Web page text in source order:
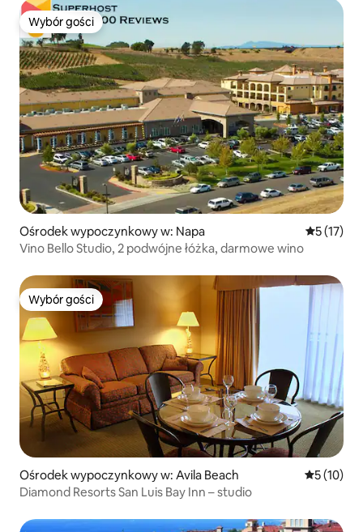
Wybór gości
Wybór gości
Ośrodek wypoczynkowy w: Napa Średnia
5 (17)
Vino Bello Studio, 2 podwójne łóżka, darmowe wino
Wybór gości
Wybór gości
Ośrodek wypoczynkowy w: Avila Beach Średnia
5 (10)
Diamond Resorts San Luis Bay Inn – studio